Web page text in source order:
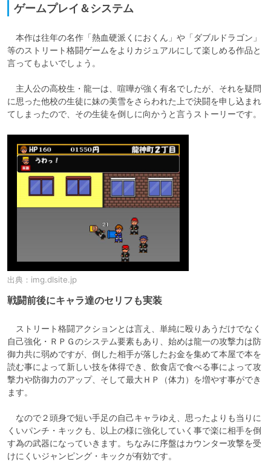
ゲームプレイ＆システム
本作は往年の名作「熱血硬派くにおくん」や「ダブルドラゴン」
等のストリート格闘ゲームをよりカジュアルにして楽しめる作品と
言ってもよいでしょう。
主人公の高校生・龍一は、喧嘩が強く有名でしたが、それを疑問
に思った他校の生徒に妹の美雪をさらわれた上で決闘を申し込まれ
てしまったので、その生徒を倒しに向かうと言うストーリーです。
出典： img.dlsite.jp
戦闘前後にキャラ達のセリフも実装
ストリート格闘アクションとは言え、単純に殴りあうだけでなく
自己強化・ＲＰＧのシステム要素もあり、始めは龍一の攻撃力は防
御力共に弱めですが、倒した相手が落したお金を集めて本屋で本を
読む事によって新しい技を体得でき、飲食店で食べる事によって攻
撃力や防御力のアップ、そして最大ＨＰ（体力）を増やす事ができ
ます。
なので２頭身で短い手足の自己キャラゆえ、思ったよりも当りに
くいパンチ・キックも、以上の様に強化していく事で楽に相手を倒
す為の武器になっていきます。ちなみに序盤はカウンター攻撃を受
けにくいジャンピング・キックが有効です。